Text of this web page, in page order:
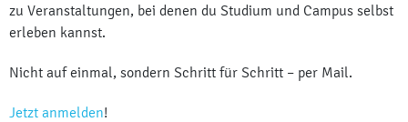
zu Veranstaltungen, bei denen du Studium und Campus selbst
erleben kannst.
Nicht auf einmal, sondern Schritt für Schritt – per Mail.
Jetzt anmelden!